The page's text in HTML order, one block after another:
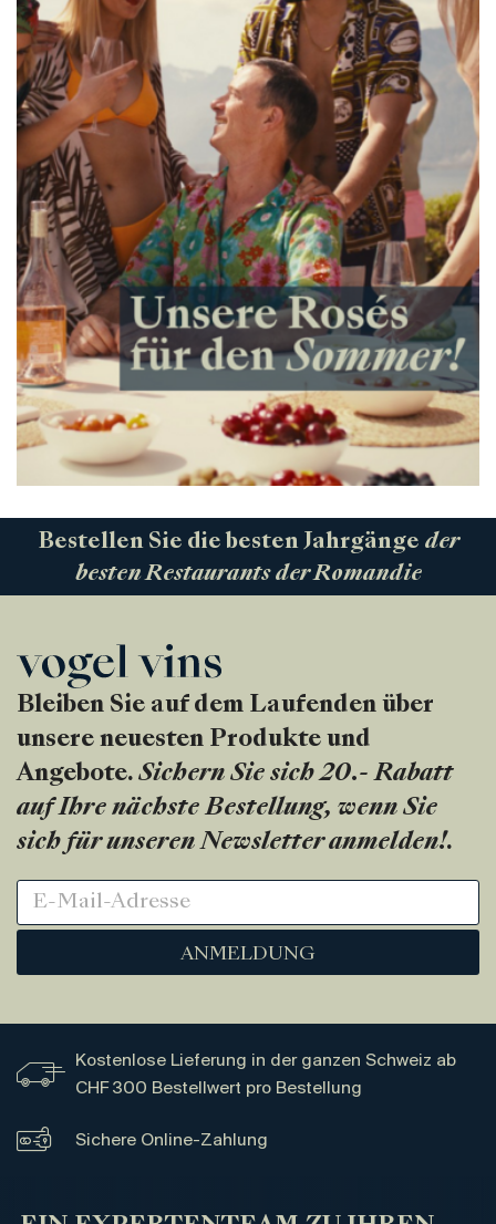
Bestellen Sie die besten Jahrgänge der
besten Restaurants der Romandie
Bleiben Sie auf dem Laufenden über
unsere neuesten Produkte und
Angebote. Sichern Sie sich 20.- Rabatt
auf Ihre nächste Bestellung, wenn Sie
sich für unseren Newsletter anmelden!.
ANMELDUNG
Kostenlose Lieferung in der ganzen Schweiz ab
CHF 300 Bestellwert pro Bestellung
Sichere Online-Zahlung